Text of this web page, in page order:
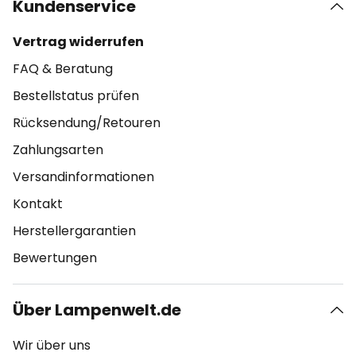
Kundenservice
Vertrag widerrufen
FAQ & Beratung
Bestellstatus prüfen
Rücksendung/Retouren
Zahlungsarten
Versandinformationen
Kontakt
Herstellergarantien
Bewertungen
Über Lampenwelt.de
Wir über uns